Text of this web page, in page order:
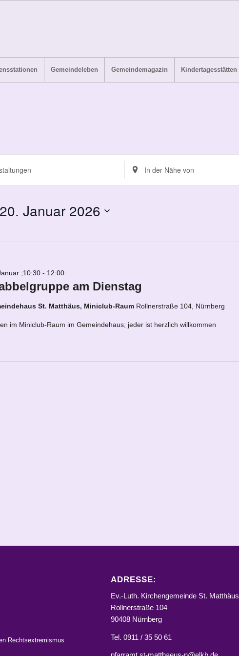
Gemeindeleben Gemeindemagazin Kindertagesstätten
Standort
eingeben.
20. Januar 2026
am Dienstag
;10:30 - 12:00
St. Matthäus, Miniclub-Raum Rollnerstraße 104, Nürnberg
im Miniclub-Raum im Gemeindehaus; jeder ist herzlich willkommen
Rechtsextremismus
ADRESSE:
Ev.-Luth. Kirchengemeinde St. Matthäus
Rollnerstraße 104
90408 Nürnberg
Tel. 0911 / 35 50 61